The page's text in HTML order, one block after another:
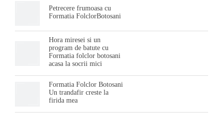
Petrecere frumoasa cu
Formatia FolclorBotosani
Hora miresei si un
program de batute cu
Formatia folclor botosani
acasa la socrii mici
Formatia Folclor Botosani
Un trandafir creste la
firida mea